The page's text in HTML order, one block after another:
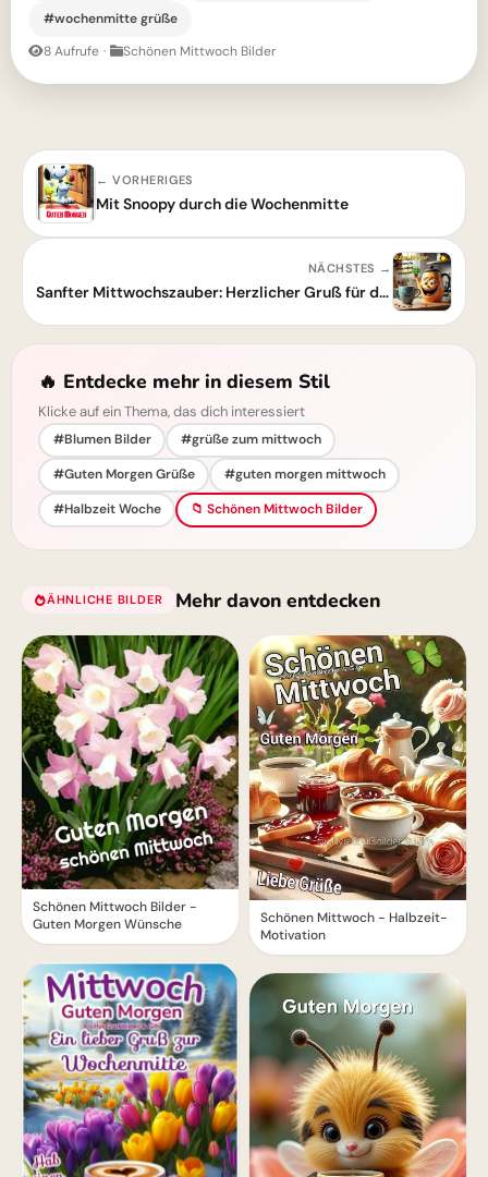
#wochenmitte grüße
8 Aufrufe · Schönen Mittwoch Bilder
← VORHERIGES
Mit Snoopy durch die Wochenmitte
NÄCHSTES →
Sanfter Mittwochszauber: Herzlicher Gruß für deine Wochenmitte zum Durchhalten
🔥 Entdecke mehr in diesem Stil
Klicke auf ein Thema, das dich interessiert
#Blumen Bilder
#grüße zum mittwoch
#Guten Morgen Grüße
#guten morgen mittwoch
#Halbzeit Woche
📁 Schönen Mittwoch Bilder
ÄHNLICHE BILDER Mehr davon entdecken
Schönen Mittwoch Bilder -
Guten Morgen Wünsche
Schönen Mittwoch - Halbzeit-
Motivation